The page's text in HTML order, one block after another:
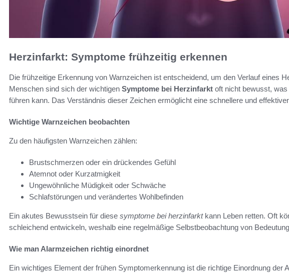
Herzinfarkt: Symptome frühzeitig erkennen
Die frühzeitige Erkennung von Warnzeichen ist entscheidend, um den Verlauf eines
Menschen sind sich der wichtigen Symptome bei Herzinfarkt oft nicht bewusst,
führen kann. Das Verständnis dieser Zeichen ermöglicht eine schnellere und
Wichtige Warnzeichen beobachten
Zu den häufigsten Warnzeichen zählen:
Brustschmerzen oder ein drückendes Gefühl
Atemnot oder Kurzatmigkeit
Ungewöhnliche Müdigkeit oder Schwäche
Schlafstörungen und verändertes Wohlbefinden
Ein akutes Bewusstsein für diese symptome bei herzinfarktkann Leben retten. Oft
schleichend entwickeln, weshalb eine regelmäßige Selbstbeobachtung von
Wie man Alarmzeichen richtig einordnet
Ein wichtiges Element der frühen Symptomerkennung ist die richtige Einordnung der